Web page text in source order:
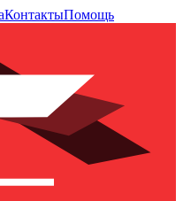
КонтактыПомощь